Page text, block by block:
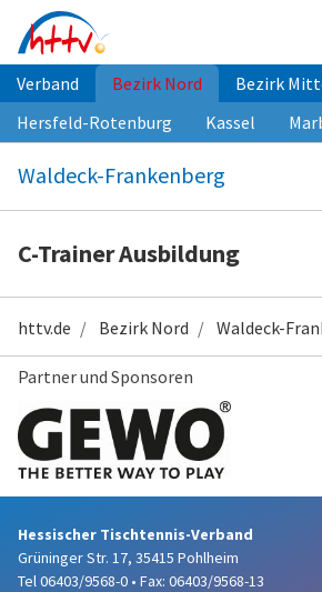
Inhalt
springen
Verband Bezirk Nord Bezirk
Hersfeld-Rotenburg
Kassel
Waldeck-Frankenberg
C-Trainer Ausbildung
httv.de Bezirk Nord Waldeck-
Partner und Sponsoren
Hessischer Tischtennis-Verband
Grüninger Str. 17, 35415 Pohlheim
Tel 06403/9568-0 • Fax: 06403/9568-13